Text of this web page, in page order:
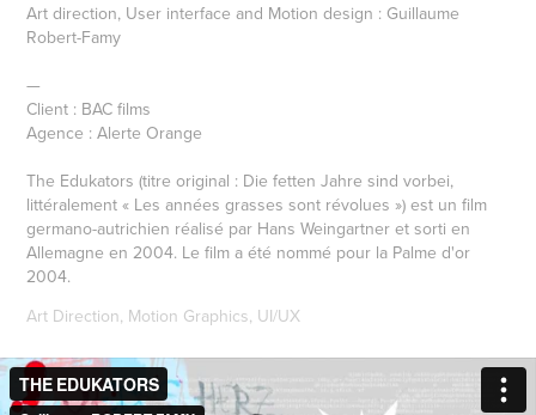
Art direction, User interface and Motion design : Guillaume
Robert-Famy
—
Client : BAC films
Agence : Alerte Orange
The Edukators (titre original : Die fetten Jahre sind vorbei,
littéralement « Les années grasses sont révolues ») est un film
germano-autrichien réalisé par Hans Weingartner et sorti en
Allemagne en 2004. Le film a été nommé pour la Palme d'or
2004.
Art Direction, Motion Graphics, UI/UX